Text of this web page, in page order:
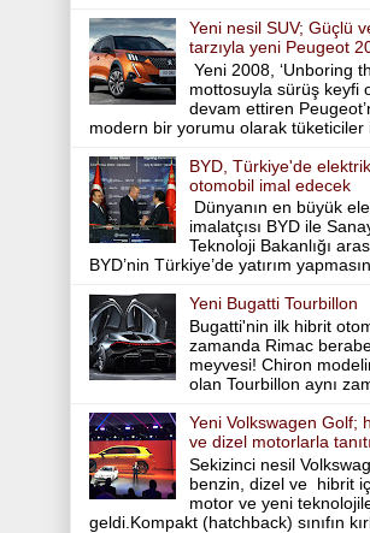
Yeni nesil SUV; Güçlü
tarzıyla yeni Peugeot
Yeni 2008, ‘Unboring
mottosuyla sürüş keyfi
devam ettiren
modern bir yorumu olarak tüketiciler
BYD, Türkiye'de
otomobil imal edecek
Dünyanın en büyük
imalatçısı BYD ile
Teknoloji Bakanlığı
BYD’nin Türkiye’de yatırım
Yeni Bugatti Tourbillon
Bugatti'nin ilk hibrit
zamanda Rimac
meyvesi! Chiron
olan Tourbillon aynı
Yeni Volkswagen Golf;
ve dizel motorlarla
Sekizinci nesil
benzin, dizel ve hibrit
motor ve yeni
geldi.Kompakt (hatchback) sınıfın